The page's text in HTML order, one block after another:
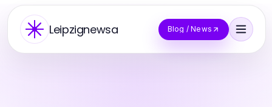
Leipzignewsa Blog / News